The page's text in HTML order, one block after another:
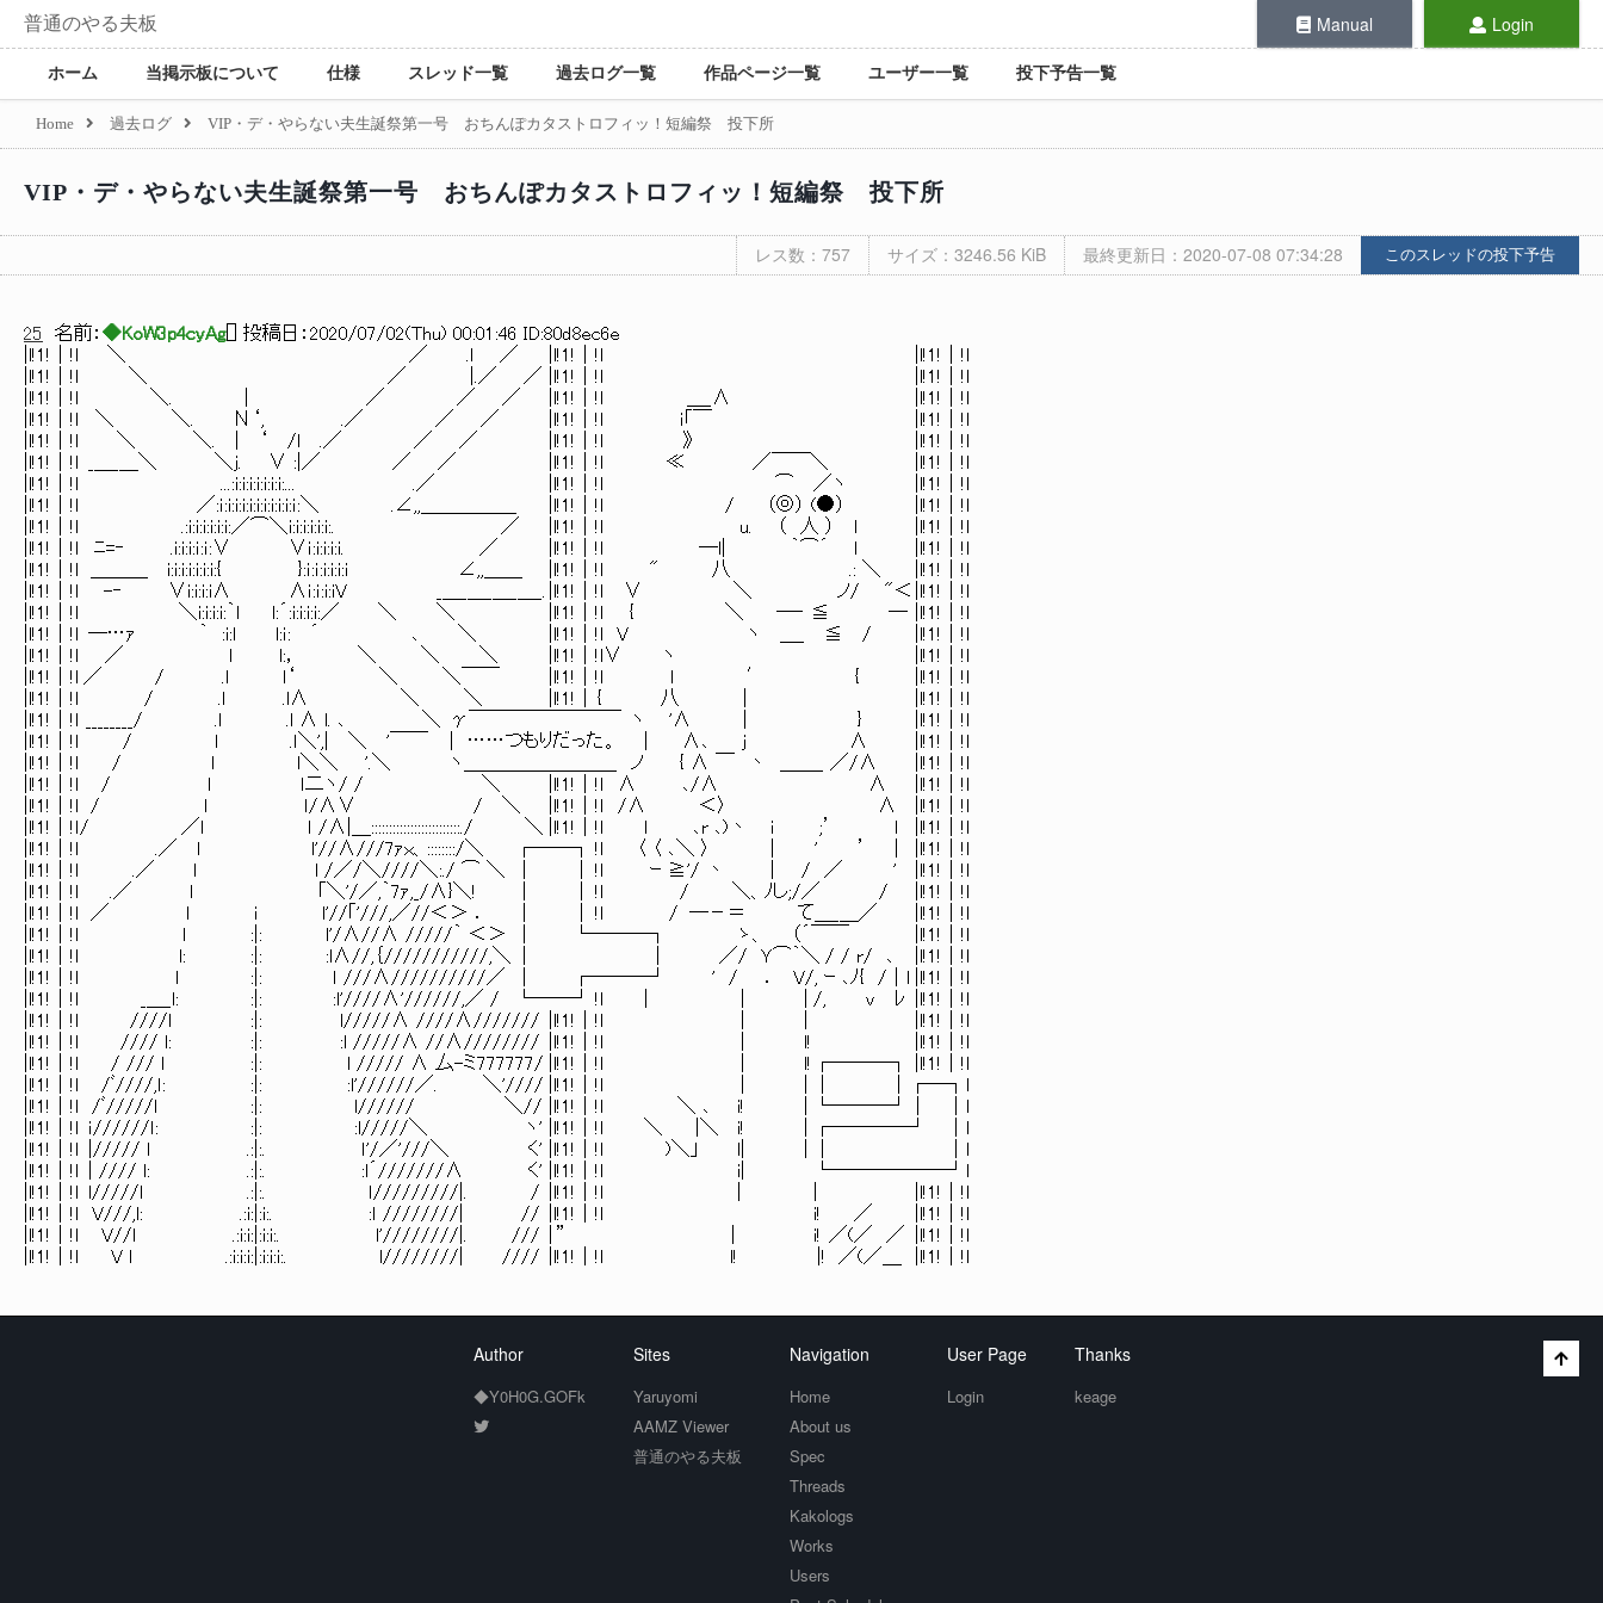
普通のやる夫板 Manual Login
ホーム 当掲示板について 仕様 スレッド一覧 過去ログ一覧 作品ページ一覧 ユーザー一覧 投下予告一覧
Home 過去ログ VIP・デ・やらない夫生誕祭第一号 おちんぽカタストロフィッ！短編祭 投下所
VIP・デ・やらない夫生誕祭第一号 おちんぽカタストロフィッ！短編祭 投下所
レス数：757 サイズ：3246.56 KiB 最終更新日：2020-07-08 07:34:28 このスレッドの投下予告
25 名前： ◆KoW3p4cyAg[ ] 投稿日： 2020/07/02(Thu) 00:01:46 ID:80d8ec6e
|l!1!｜!l ＼ ／ .l ／ |l!1!｜!l |l!1!｜!l
|l!1!｜!l ＼ ／ |.／ ／ |l!1!｜!l |l!1!｜!l
|l!1!｜!l ＼. | ／ ／ ／ |l!1!｜!l ＿_∧ |l!1!｜!l
|l!1!｜!l ＼ ＼. Ν‘, .／ ／ ／ |l!1!｜!l i「￣ |l!1!｜!l
|l!1!｜!l ＼ ＼. | ‘ /l .／ ／ ／ |l!1!｜!l 》 |l!1!｜!l
|l!1!｜!l _＿_＿＼ ＼j. ∨ :|／ ／ ／ |l!1!｜!l ≪ ／￣￣＼ |l!1!｜!l
|l!1!｜!l ...:i:i:i:i:i:i:i:... .／ |l!1!｜!l ⌒ ／ヽ |l!1!｜!l
|l!1!｜!l ／:ｉ:i:i:i:i:i:i:i:i:i:ｉ:＼ .∠,,＿＿＿＿＿ |l!1!｜!l / （◎） (●） |l!1!｜!l
|l!1!｜!l .:i:i:i:i:i:i:／⌒＼i:i:i:i:i:i:. ／ |l!1!｜!l u. （ 人 ） l |l!1!｜!l
|l!1!｜!l ﾆ=‐ .i:i:i:ｉ:ｉ:∨ ∨ｉ:i:i:i:i. ／ |l!1!｜!l ―l| ｀⌒´ l |l!1!｜!l
|l!1!｜!l ＿＿＿ i:i:i:i:i:i:i:{ }:ｉ:ｉ:i:i:i:i ∠,,＿＿ |l!1!｜!l " 八 .: ＼ |l!1!｜!l
|l!1!｜!l -‐ ∨i:i:i:i∧ ∧ｉ:ｉ:i:iV _＿_＿_＿_＿_. |l!1!｜!l ∨ ＼ ノ/ "＜ |l!1!｜!l
|l!1!｜!l ＼i:i:i:i:｀l l:´:i:i:i:i:／ ＼ ＼ |l!1!｜!l { ＼ ―‐ ≦ ― |l!1!｜!l
|l!1!｜!l ─…ｧ ｀ :i:ｌ l:ｉ: ´ ､ ＼ |l!1!｜!l V ヽ ＿_ ≦ / |l!1!｜!l
|l!1!｜!l ／ ｌ l:， ＼ ＼ ＼ |l!1!｜!l∨ ヽ |l!1!｜!l
|l!1!｜!l ／ / .ｌ l‘ ＼ ＼￣￣ |l!1!｜!l ｌ ′ { |l!1!｜!l
|l!1!｜!l / .l .l∧ ＼ ＼ |l!1!｜ { 八 | |l!1!｜!l
|l!1!｜!l ________/ .l .l ∧ l. ､ ＼ γ￣￣￣￣￣￣￣￣ ヽ '∧ | } |l!1!｜!l
|l!1!｜!l / l .ｌ＼',| ＼ '￣￣ | ……つもりだった。 | ∧､ j ∧ |l!1!｜!l
|l!1!｜!l / l l＼＼ '.＼ ヽ＿＿＿＿＿＿＿＿ ノ { ∧ ￣ 丶 ＿＿_ ／/∧ |l!1!｜!l
|l!1!｜!l / l ｌ二ヽ/ / ＼ |l!1!｜!l ∧ ､/∧ ∧ |l!1!｜!l
|l!1!｜!l / l ｌ/∧∨ / ＼ |l!1!｜!l /∧ ＜〉 ∧ |l!1!｜!l
|l!1!｜!l / ／l ｌ /∧|＿:::::::::::::::::::::::::./ ＼ |l!1!｜!l l ､r ､)丶 i ;’ l |l!1!｜!l
|l!1!｜!l .／ l l'//∧///7ｧｘ、::::::::/＼ ┌──┐ !l 〈 〈 ､＼ 〉 | ' ’ | |l!1!｜!l
|l!1!｜!l .／ l l /／/＼////＼:./ ⌒ ＼ │ │ !l ｰ ≧'/ 丶 | / ／ ' |l!1!｜!l
|l!1!｜!l .／ ｌ ｢＼'/／,｀7ｧ,_/∧}＼! │ │ !l / ＼、ﾉし;/／ / |l!1!｜!l
|l!1!｜!l ／ l i l'//｢'///,／//＜＞ ． │ │ !l / ―－＝ て＿_＿／ |l!1!｜!l
|l!1!｜!l l :|: l'/∧//∧ /////｀ ＜＞ │ └───┐ ゝ、 （´￣￣ |l!1!｜!l
|l!1!｜!l l: :|: :l∧//,｛///////////,＼ │ │ ／/ Ｙ⌒｀＼ / / r/ ､ |l!1!｜!l
|l!1!｜!l l :|: ｌ ///∧//////////／ │ ┌───┘ ' / ． V/, ｰ ､ﾉ{ /｜l |l!1!｜!l
|l!1!｜!l _＿_l: :|: :l'////∧'//////,／ / └──┘ !l | | | /, v ﾚ |l!1!｜!l
|l!1!｜!l ////l :|: l/////∧ ////∧/////// |l!1!｜!l | | |l!1!｜!l
|l!1!｜!l //// l: :|: :l /////∧ //∧//////// |l!1!｜!l | l! |l!1!｜!l
|l!1!｜!l / /// ｌ :|: l ///// ∧ 厶-ミ777777/ |l!1!｜!l | l! ┌───┐ |l!1!｜!l
|l!1!｜!l /ﾞ////,ｌ: :|: :l'//////／. ＼'//// |l!1!｜!l | | │ │┌─┐l
|l!1!｜!l /ﾞ/////ｌ :|: l////// ＼// |l!1!｜!l ＼ ､ i! | └───┘│ │l
|l!1!｜!l ｉ//////ｌ: :|: :l/////＼ ヽ' |l!1!｜!l ＼ |＼ i! | ┌────┘ │l
|l!1!｜!l |///// ｌ .:|:. ｌ'/／'///＼ く' |l!1!｜!l )＼」 l| | │ │l
|l!1!｜!l | //// l: .:|:. :l´///////∧ く' |l!1!｜!l i| └──────┘l
|l!1!｜!l l/////l .:|:. ｌ/////////|. / |l!1!｜!l | | |l!1!｜!l
|l!1!｜!l V///,l: .:i:|:i:. :ｌ ////////| // |l!1!｜!l i! ／ |l!1!｜!l
|l!1!｜!l V//l .:i:i:|:i:i:. l'////////|. /// | ” | i! ／(／ ／ |l!1!｜!l
|l!1!｜!l V ｌ .:i:i:i:|:i:i:i:. l////////| //// |l!1!｜!l l! |! ／(／＿ |l!1!｜!l
Author
◆Y0H0G.GOFk
Sites
Yaruyomi
AAMZ Viewer
普通のやる夫板
Navigation
Home
About us
Spec
Threads
Kakologs
Works
Users
User Page
Login
Thanks
keage